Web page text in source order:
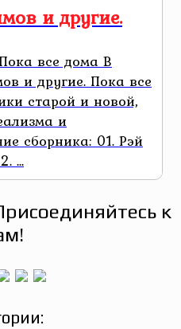
и другие.
все дома В
и другие. Пока все
старой и новой,
и
сборника: 01. Рэй
...
к